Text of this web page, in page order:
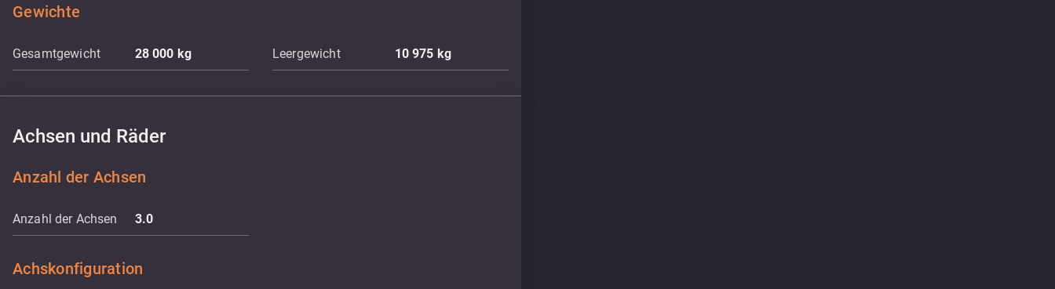
Gewichte
Gesamtgewicht 28 000 kg Leergewicht 10 975 kg
Achsen und Räder
Anzahl der Achsen
Anzahl der Achsen 3.0
Achskonfiguration